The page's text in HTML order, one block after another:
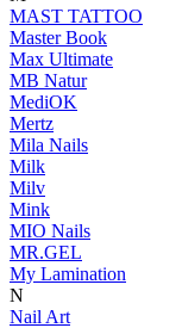
MAST TATTOO
Master Book
Max Ultimate
MB Natur
MediOK
Mertz
Mila Nails
Milk
Milv
Mink
MIO Nails
MR.GEL
My Lamination
N
Nail Art